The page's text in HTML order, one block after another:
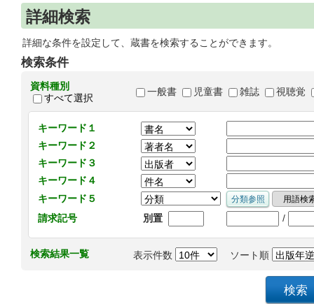
詳細検索
詳細な条件を設定して、蔵書を検索することができます。
検索条件
資料種別
すべて選択
一般書 児童書 雑誌 視聴覚
キーワード１
キーワード２
キーワード３
キーワード４
キーワード５
請求記号
別置 /
検索結果一覧 表示件数 ソート順